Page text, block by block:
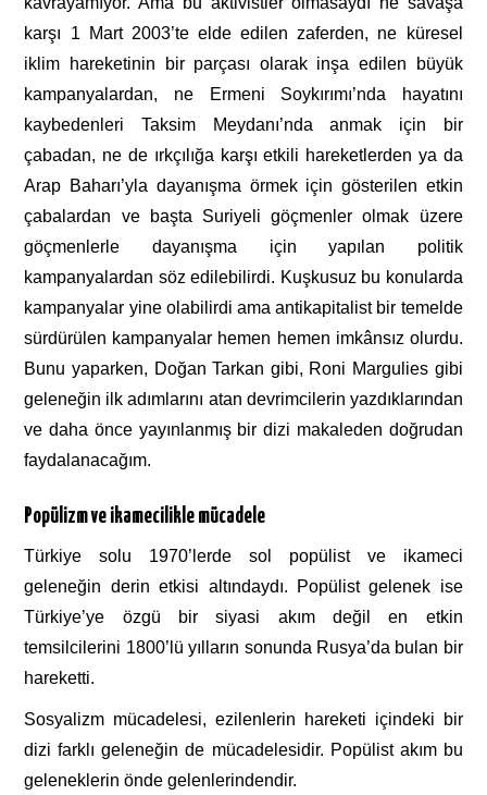
karşı 1 Mart 2003’te elde edilen zaferden, ne küresel
iklim hareketinin bir parçası olarak inşa edilen büyük
kampanyalardan, ne Ermeni Soykırımı’nda hayatını
kaybedenleri Taksim Meydanı’nda anmak için bir
çabadan, ne de ırkçılığa karşı etkili hareketlerden ya da
Arap Baharı’yla dayanışma örmek için gösterilen etkin
çabalardan ve başta Suriyeli göçmenler olmak üzere
göçmenlerle dayanışma için yapılan politik
kampanyalardan söz edilebilirdi. Kuşkusuz bu konularda
kampanyalar yine olabilirdi ama antikapitalist bir temelde
sürdürülen kampanyalar hemen hemen imkânsız olurdu.
Bunu yaparken, Doğan Tarkan gibi, Roni Margulies gibi
geleneğin ilk adımlarını atan devrimcilerin yazdıklarından
ve daha önce yayınlanmış bir dizi makaleden doğrudan
faydalanacağım.
Popülizm ve ikamecilikle mücadele
Türkiye solu 1970’lerde sol popülist ve ikameci
geleneğin derin etkisi altındaydı. Popülist gelenek ise
Türkiye’ye özgü bir siyasi akım değil en etkin
temsilcilerini 1800’lü yılların sonunda Rusya’da bulan bir
hareketti.
Sosyalizm mücadelesi, ezilenlerin hareketi içindeki bir
dizi farklı geleneğin de mücadelesidir. Popülist akım bu
geleneklerin önde gelenlerindendir.